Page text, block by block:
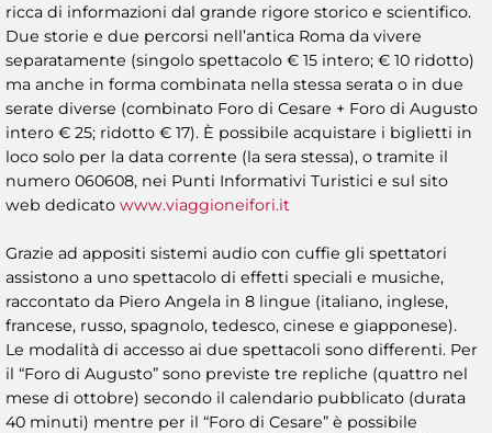
ricca di informazioni dal grande rigore storico e scientifico.
Due storie e due percorsi nell’antica Roma da vivere
separatamente (singolo spettacolo € 15 intero; € 10 ridotto)
ma anche in forma combinata nella stessa serata o in due
serate diverse (combinato Foro di Cesare + Foro di Augusto
intero € 25; ridotto € 17). È possibile acquistare i biglietti in
loco solo per la data corrente (la sera stessa), o tramite il
numero 060608, nei Punti Informativi Turistici e sul sito
web dedicato www.viaggioneifori.it
Grazie ad appositi sistemi audio con cuffie gli spettatori
assistono a uno spettacolo di effetti speciali e musiche,
raccontato da Piero Angela in 8 lingue (italiano, inglese,
francese, russo, spagnolo, tedesco, cinese e giapponese).
Le modalità di accesso ai due spettacoli sono differenti. Per
il “Foro di Augusto” sono previste tre repliche (quattro nel
mese di ottobre) secondo il calendario pubblicato (durata
40 minuti) mentre per il “Foro di Cesare” è possibile